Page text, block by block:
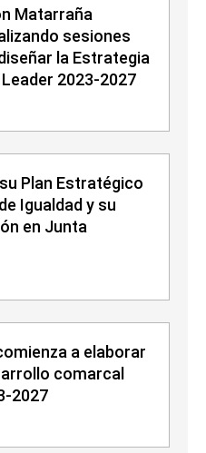
Matarraña
sesiones
la Estrategia
2023-2027
Plan Estratégico
Igualdad y su
en Junta
a elaborar
comarcal
2027